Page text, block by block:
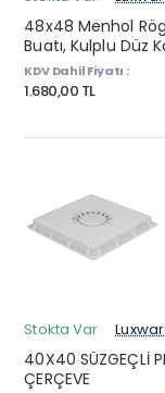
48x48 Menhol
Buatı, Kulplu Düz
KDV Dahil Fiyatı :
1.680,00 TL
Stokta Var
40X40 SÜZGEÇLİ
ÇERÇEVE